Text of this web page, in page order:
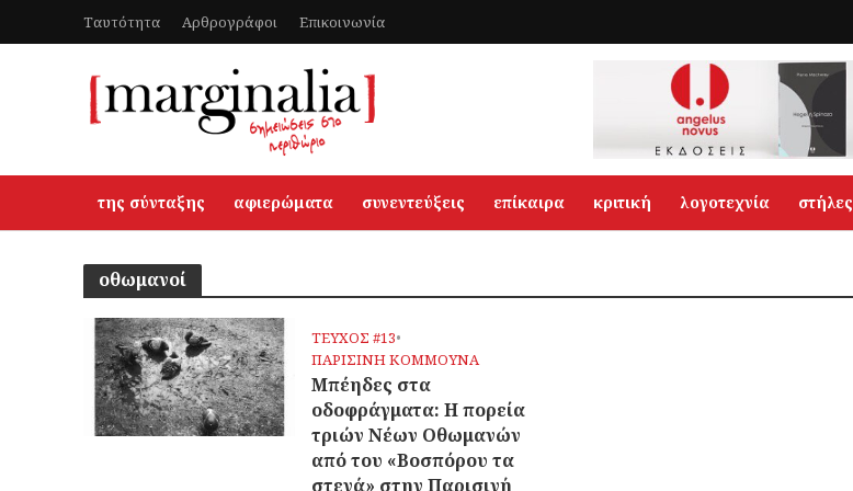
Ταυτότητα Αρθρογράφοι Επικοινωνία
της σύνταξης αφιερώματα συνεντεύξεις επίκαιρα κριτική λογοτεχνία στήλες
οθωμανοί
ΤΕΥΧΟΣ #13•
ΠΑΡΙΣΙΝΗ ΚΟΜΜΟΥΝΑ
Μπέηδες στα
οδοφράγματα: Η πορεία
τριών Νέων Οθωμανών
από του «Βοσπόρου τα
στενά» στην Παρισινή